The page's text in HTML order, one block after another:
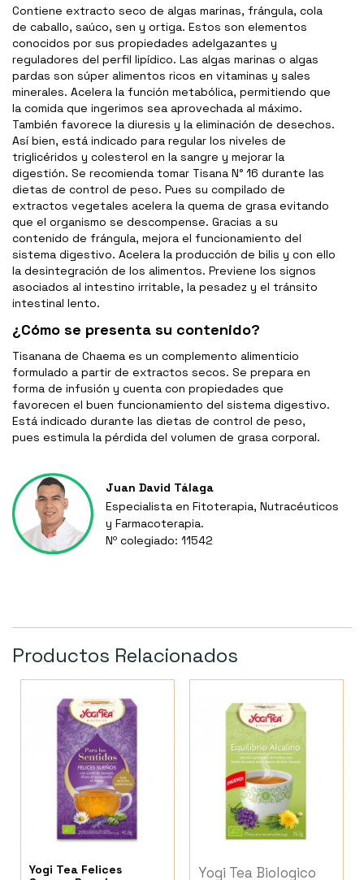
Contiene extracto seco de algas marinas, frángula, cola
de caballo, saúco, sen y ortiga. Estos son elementos
conocidos por sus propiedades adelgazantes y
reguladores del perfil lipídico. Las algas marinas o algas
pardas son súper alimentos ricos en vitaminas y sales
minerales. Acelera la función metabólica, permitiendo que
la comida que ingerimos sea aprovechada al máximo.
También favorece la diuresis y la eliminación de desechos.
Así bien, está indicado para regular los niveles de
triglicéridos y colesterol en la sangre y mejorar la
digestión. Se recomienda tomar Tisana N° 16 durante las
dietas de control de peso. Pues su compilado de
extractos vegetales acelera la quema de grasa evitando
que el organismo se descompense. Gracias a su
contenido de frángula, mejora el funcionamiento del
sistema digestivo. Acelera la producción de bilis y con ello
la desintegración de los alimentos. Previene los signos
asociados al intestino irritable, la pesadez y el tránsito
intestinal lento.
¿Cómo se presenta su contenido?
Tisanana de Chaema es un complemento alimenticio
formulado a partir de extractos secos. Se prepara en
forma de infusión y cuenta con propiedades que
favorecen el buen funcionamiento del sistema digestivo.
Está indicado durante las dietas de control de peso,
pues estimula la pérdida del volumen de grasa corporal.
Juan David Tálaga
Especialista en Fitoterapia, Nutracéuticos
y Farmacoterapia.
Nº colegiado: 11542
Productos Relacionados
Yogi Tea Felices
Yogi Tea Biologico